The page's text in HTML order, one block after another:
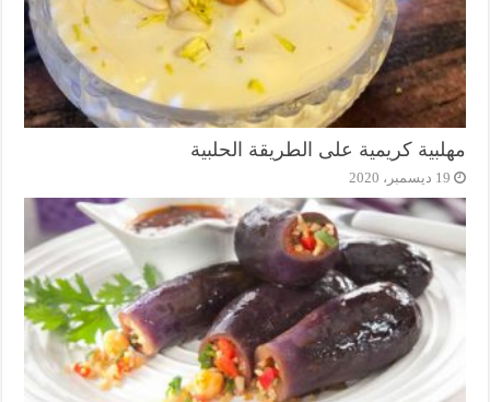
مهلبية كريمية على الطريقة الحلبية
19 ديسمبر، 2020